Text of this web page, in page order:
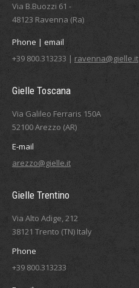
Via B.Buozzi 61 -
48123 Ravenna (Ra)
Phone | email
+39 800.313233 | ravenna@gielle.it
Gielle Toscana
Via Galileo Ferraris 150A
52100 Arezzo (AR)
E-mail
arezzo@gielle.it
Gielle Trentino
Via Alto Adige, 212
38121 Trento (TN) Italy
Phone
+39 800.313233